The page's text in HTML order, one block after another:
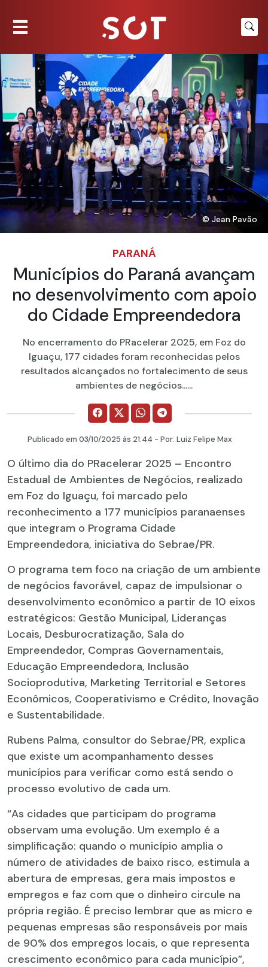
© Jean Pavão
PARANÁ
Municípios do Paraná avançam
no desenvolvimento com apoio
do Cidade Empreendedora
No encerramento do PRacelerar 2025, em Foz do
Iguaçu, 177 cidades foram reconhecidas pelos
resultados alcançados no fortalecimento de seus
ambientes de negócios......
Publicado em 03/10/2025 às 21:44 - Por: Luiz Felipe Max
O último dia do PRacelerar 2025 – Encontro
Estadual de Ambientes de Negócios, realizado
em Foz do Iguaçu, foi marcado pelo
reconhecimento a 177 municípios paranaenses
que integram o Programa Cidade
Empreendedora, iniciativa do Sebrae/PR.
O programa tem foco na criação de um ambiente
de negócios favorável, capaz de impulsionar o
desenvolvimento econômico a partir de 10 eixos
estratégicos: Gestão Municipal, Lideranças
Locais, Desburocratização, Sala do
Empreendedor, Compras Governamentais,
Educação Empreendedora, Inclusão
Socioprodutiva, Marketing Territorial e Setores
Econômicos, Cooperativismo e Crédito, Inovação
e Sustentabilidade.
Rubens Palma, consultor do Sebrae/PR, explica
que existe um acompanhamento desses
municípios para verificar como está sendo o
processo evolutivo de cada um.
“As cidades que participam do programa
observam uma evolução. Um exemplo é a
simplificação: quando o município amplia o
número de atividades de baixo risco, estimula a
abertura de empresas, gera mais impostos e
empregos e faz com que o dinheiro circule na
própria região. É preciso lembrar que as micro e
pequenas empresas são responsáveis por mais
de 90% dos empregos locais, o que representa
crescimento econômico para cada município”,